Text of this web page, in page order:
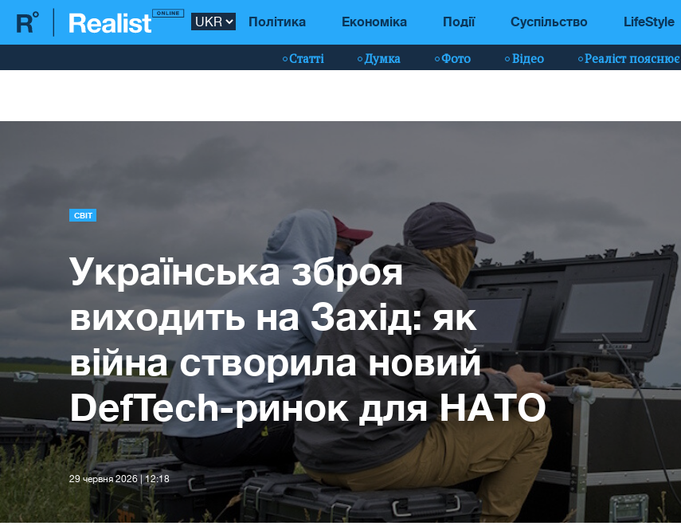
Політика Економіка Події Суспільство LifeStyle
Статті Думка Фото Відео Реаліст пояснює
СВІТ
Українська зброя
виходить на Захід: як
війна створила новий
DefTech-ринок для НАТО
29 червня 2026 | 12:18